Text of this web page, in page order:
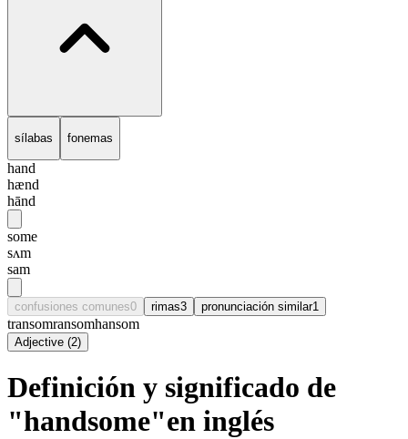
sílabas fonemas
hand
hænd
hānd
some
sʌm
sam
confusiones comunes0 rimas3 pronunciación similar1
transomransomhansom
Adjective (2)
Definición y significado de
"handsome"en inglés